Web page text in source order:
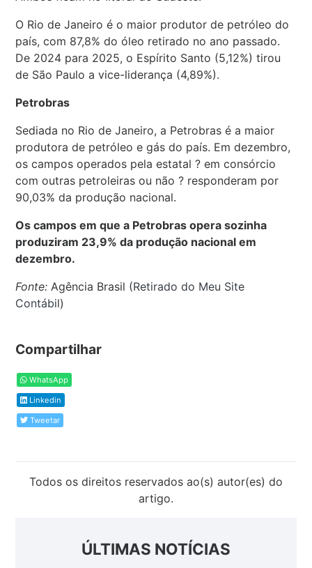
O Rio de Janeiro é o maior produtor de petróleo do
país, com 87,8% do óleo retirado no ano passado.
De 2024 para 2025, o Espírito Santo (5,12%) tirou
de São Paulo a vice-liderança (4,89%).
Petrobras
Sediada no Rio de Janeiro, a Petrobras é a maior
produtora de petróleo e gás do país. Em dezembro,
os campos operados pela estatal ? em consórcio
com outras petroleiras ou não ? responderam por
90,03% da produção nacional.
Os campos em que a Petrobras opera sozinha
produziram 23,9% da produção nacional em
dezembro.
Fonte: Agência Brasil (Retirado do Meu Site
Contábil)
Compartilhar
WhatsApp
Linkedin
Tweetar
Todos os direitos reservados ao(s) autor(es) do
artigo.
ÚLTIMAS NOTÍCIAS